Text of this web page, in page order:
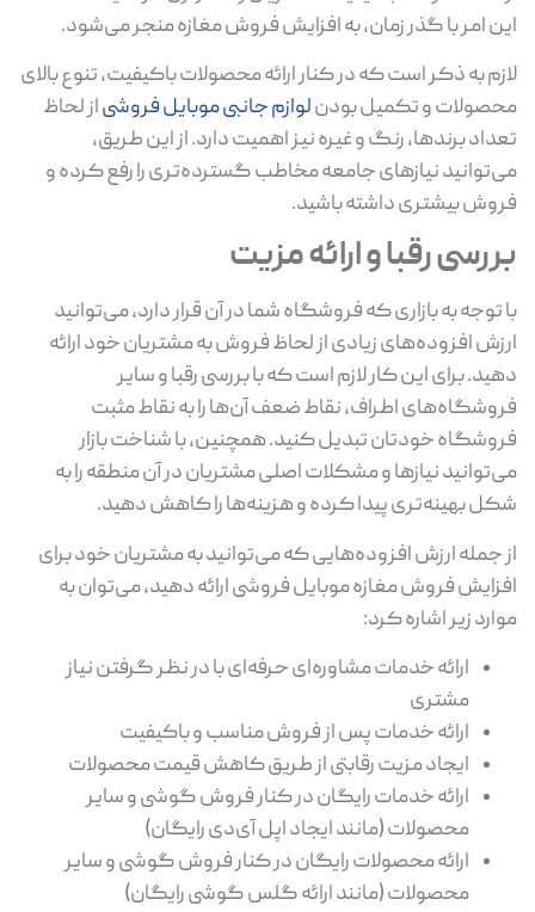
امر با گذر زمان، به افزایش فروش مغازه منجر می‌شود.
به ذکر است که در کنار ارائه محصولات باکیفیت، تنوع بالای
و تکمیل بودنلوازم جانبی موبایل فروشیاز لحاظ
برندها، رنگ و غیره نیز اهمیت دارد. از این طریق،
نیازهای جامعه مخاطب گسترده‌تری را رفع کرده و
بیشتری داشته باشید.
رقبا و ارائه مزیت
توجه به بازاری که فروشگاه شما در آن قرار دارد، می‌توانید
افزوده‌های زیادی از لحاظ فروش به مشتریان خود ارائه
برای این کار لازم است که با بررسی رقبا و سایر
اطراف، نقاط ضعف آن‌ها را به نقاط مثبت
خودتان تبدیل کنید. همچنین، با شناخت بازار
نیازها و مشکلات اصلی مشتریان در آن منطقه را به
بهینه‌تری پیدا کرده و هزینه‌ها را کاهش دهید.
جمله ارزش افزوده‌هایی که می‌توانید به مشتریان خود برای
فروش مغازه موبایل فروشی ارائه دهید، می‌توان به
زیر اشاره کرد:
ارائه خدمات مشاوره‌ای حرفه‌ای با در نظر گرفتن نیاز
مشتری
ارائه خدمات پس از فروش مناسب و باکیفیت
ایجاد مزیت رقابتی از طریق کاهش قیمت محصولات
ارائه خدمات رایگان در کنار فروش گوشی و سایر
محصولات (مانند ایجاد اپل آی‌دی رایگان)
ارائه محصولات رایگان در کنار فروش گوشی و سایر
محصولات (مانند ارائه گلس گوشی رایگان)